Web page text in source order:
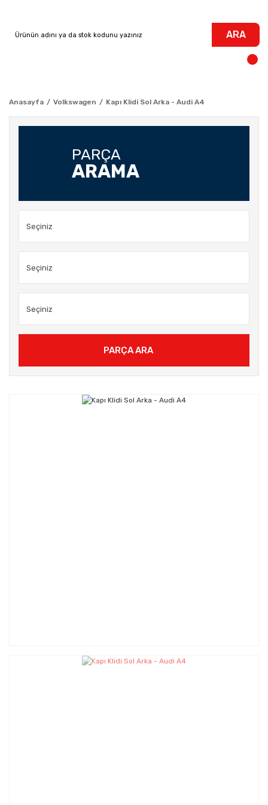
ARA
Anasayfa Volkswagen Kapı Klidi Sol Arka - Audi A4
PARÇA
ARAMA
PARÇA ARA